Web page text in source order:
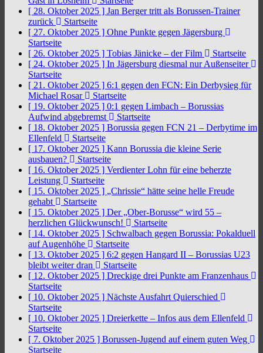
[ 28. Oktober 2025 ] Jan Berger tritt als Borussen-Trainer
zurück
Startseite
[ 27. Oktober 2025 ] Ohne Punkte gegen Jägersburg
Startseite
[ 26. Oktober 2025 ] Tobias Jänicke – der Film
Startseite
[ 24. Oktober 2025 ] In Jägersburg diesmal nur Außenseiter
Startseite
[ 21. Oktober 2025 ] 6:1 gegen den FCN: Ein Derbysieg für
Michael Rosar
Startseite
[ 19. Oktober 2025 ] 0:1 gegen Limbach – Borussias
Aufwind abgebremst
Startseite
[ 18. Oktober 2025 ] Borussia gegen FCN 21 – Derbytime im
Ellenfeld
Startseite
[ 17. Oktober 2025 ] Kann Borussia die kleine Serie
ausbauen?
Startseite
[ 16. Oktober 2025 ] Verdienter Lohn für eine beherzte
Leistung
Startseite
[ 15. Oktober 2025 ] „Chrissie“ hätte seine helle Freude
gehabt
Startseite
[ 15. Oktober 2025 ] Der „Ober-Borusse“ wird 55 –
herzlichen Glückwunsch!
Startseite
[ 14. Oktober 2025 ] Schwalbach gegen Borussia: Pokalduell
auf Augenhöhe
Startseite
[ 13. Oktober 2025 ] 6:2 gegen Hangard II – Borussias U23
bleibt weiter dran
Startseite
[ 12. Oktober 2025 ] Dreckige drei Punkte am Franzenhaus
Startseite
[ 10. Oktober 2025 ] Nächste Ausfahrt Quierschied
Startseite
[ 10. Oktober 2025 ] Dreierkette – Infos aus dem Ellenfeld
Startseite
[ 7. Oktober 2025 ] Borussen-Jugend auf einem guten Weg
Startseite